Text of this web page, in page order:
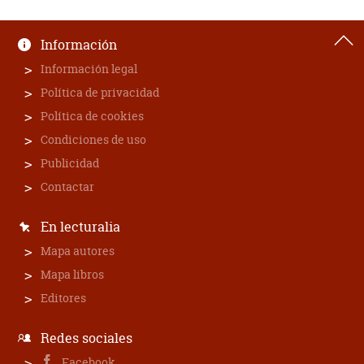
Información
Información legal
Política de privacidad
Política de cookies
Condiciones de uso
Publicidad
Contactar
En lecturalia
Mapa autores
Mapa libros
Editores
Redes sociales